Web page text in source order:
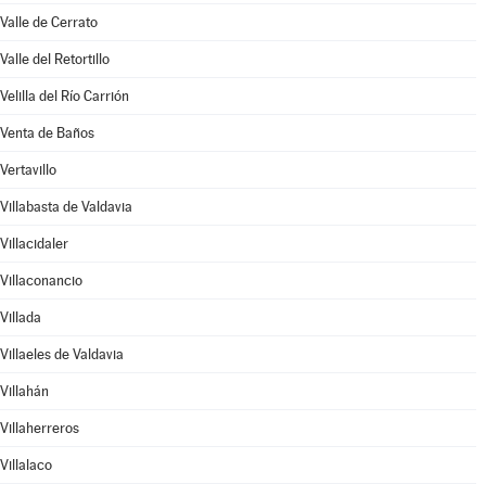
Valle de Cerrato
Valle del Retortillo
Velilla del Río Carrión
Venta de Baños
Vertavillo
Villabasta de Valdavia
Villacidaler
Villaconancio
Villada
Villaeles de Valdavia
Villahán
Villaherreros
Villalaco